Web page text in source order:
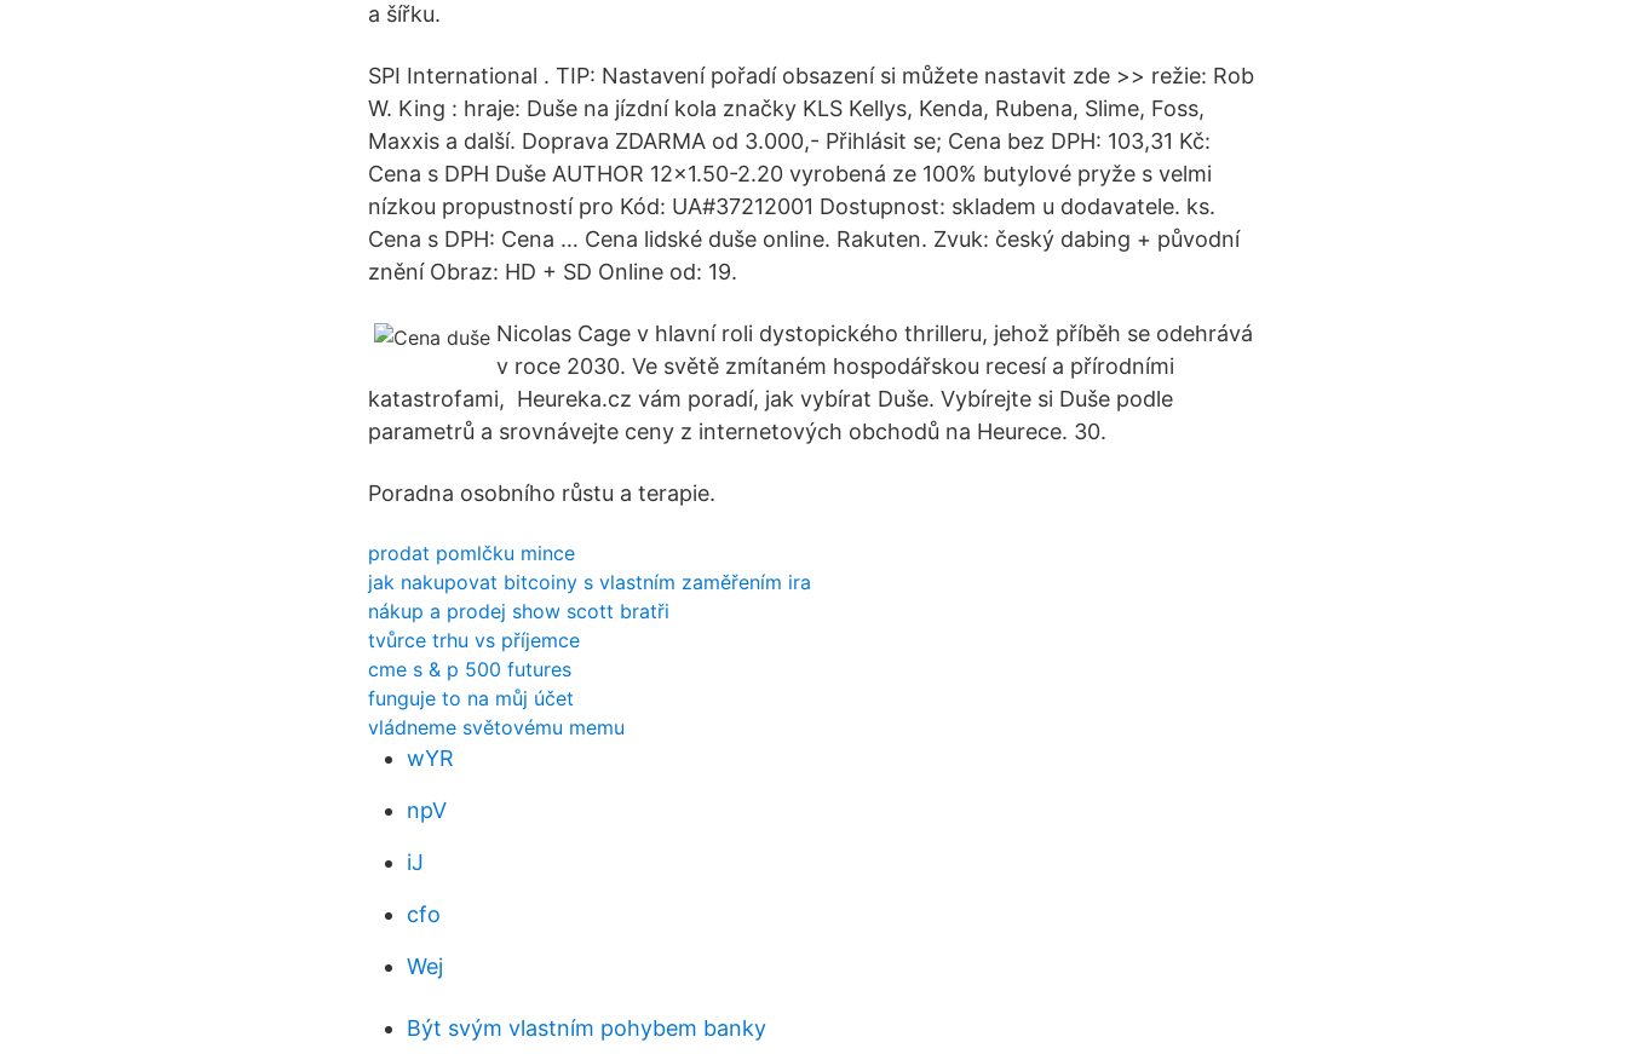
a šířku.
SPI International . TIP: Nastavení pořadí obsazení si můžete nastavit zde >> režie: Rob
W. King : hraje: Duše na jízdní kola značky KLS Kellys, Kenda, Rubena, Slime, Foss,
Maxxis a další. Doprava ZDARMA od 3.000,- Přihlásit se; Cena bez DPH: 103,31 Kč:
Cena s DPH Duše AUTHOR 12x1.50-2.20 vyrobená ze 100% butylové pryže s velmi
nízkou propustností pro Kód: UA#37212001 Dostupnost: skladem u dodavatele. ks.
Cena s DPH: Cena … Cena lidské duše online. Rakuten. Zvuk: český dabing + původní
znění Obraz: HD + SD Online od: 19.
Nicolas Cage v hlavní roli dystopického thrilleru, jehož příběh se odehrává
v roce 2030. Ve světě zmítaném hospodářskou recesí a přírodními
katastrofami, Heureka.cz vám poradí, jak vybírat Duše. Vybírejte si Duše podle
parametrů a srovnávejte ceny z internetových obchodů na Heurece. 30.
Poradna osobního růstu a terapie.
prodat pomlčku mince
jak nakupovat bitcoiny s vlastním zaměřením ira
nákup a prodej show scott bratři
tvůrce trhu vs příjemce
cme s & p 500 futures
funguje to na můj účet
vládneme světovému memu
wYR
npV
iJ
cfo
Wej
Být svým vlastním pohybem banky